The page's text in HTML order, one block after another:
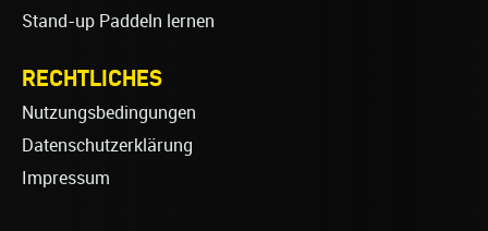
Stand-up Paddeln lernen
RECHTLICHES
Nutzungsbedingungen
Datenschutzerklärung
Impressum